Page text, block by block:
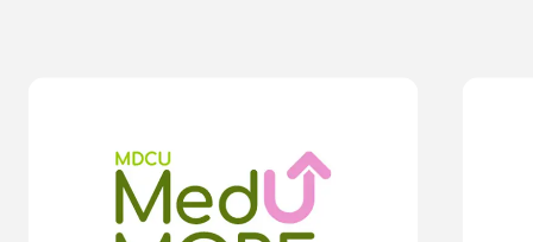
รู้จักและเข้าใจ โรค PTSD
0.0 0rating)
moreDetails